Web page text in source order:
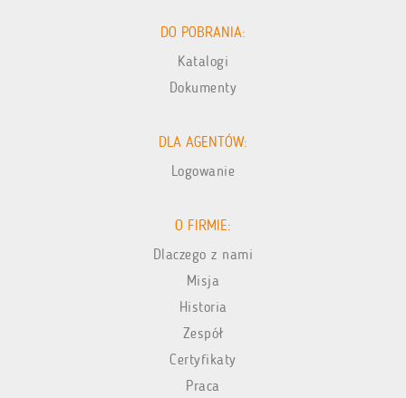
DO POBRANIA:
Katalogi
Dokumenty
DLA AGENTÓW:
Logowanie
O FIRMIE:
Dlaczego z nami
Misja
Historia
Zespół
Certyfikaty
Praca